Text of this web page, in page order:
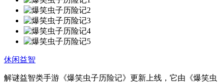
休闲益智
解谜益智类手游《爆笑虫子历险记》更新上线，它由《爆笑虫